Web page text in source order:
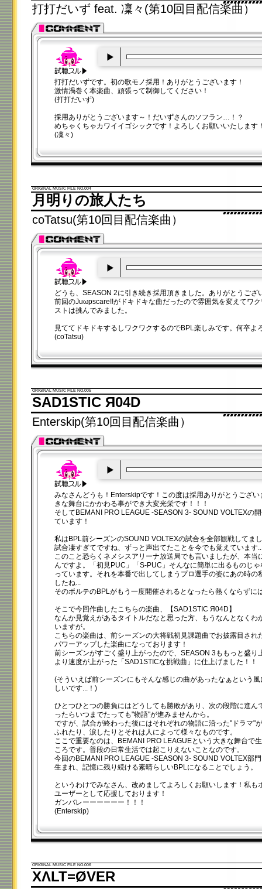
打打だいず feat. 凜々(第10回目配信楽曲）
打打だいずです。初の歌モノ採用！ありがとうございます！
激情渦巻く本楽曲、頑張って制御してください！
(打打だいず)
採用ありがとうございます～！だいずさんのソフラン…！？
めちゃくちゃカワイイゴシックです！よろしくお願いいたします
(凜々)
ORIGINAL MUSIC FILE NO.004
月明りの旅人たち
coTatsu(第10回目配信楽曲）
どうも、SEASON 2に引き続き採用頂きました。ありがとうござ
前回のJuωpscare!!がドキドキな曲だったので雰囲気を変えてワ
ストは挑んでみました。
見ててドキドキするしワクワクするのでBPL楽しみです。何卒よ
(coTatsu)
ORIGINAL MUSIC FILE NO.005
SAD1STIC Я04D
Enterskip(第10回目配信楽曲）
みなさんどうも！Enterskipです！この度は採用ありがとうござ
きな舞台にかかわる事ができ大変光栄です！！！
そしてBEMANI PRO LEAGUE -SEASON 3- SOUND VOLTEXの
ています！
私はBPL前シーズンのSOUND VOLTEXの試合を全部観戦してま
試合凄すぎてですね、ずっと声出てたことを今でも覚えています
このこと恐らくネメシスアリーナ放送局でも言いましたが、本当
んですよ。「初見PUC」「S-PUC」そんなに簡単に出るものじ
っています。それを本番で出してしまうプロ選手の姿にあの時の
したね...
そのボルテのBPLがもう一度開催されるとなったら熱くならずに
そこで今回作曲したこちらの楽曲、【SAD1STIC Я04D】
なんか見覚えがあるタイトルだなと思った方、もうなんとなくわ
いますが。
こちらの楽曲は、前シーズンの大将戦初見課題曲でお披露目され
パワーアップした楽曲になっております！
前シーズンがすごく盛り上がったので、SEASON 3ももっと盛り
より速度が上がった「SAD1STICな挑戦曲」に仕上げました！！
(そういえば前シーズンにもそんな感じの曲があったなぁという
しいです...！)
ひとつひとつの勝負にはどうしても勝敗があり、次の段階に進ん
ったらいつまでたっても"物語"が進みませんから。
ですが、試合が終わった後にはそれぞれの物語に沿った"ドラマ"
ふれたり、涙したりとそれは人によって様々なものです。
ここで重要なのは、BEMANI PRO LEAGUEという大きな舞台で
ころです。普段の日常生活では起こりえないことなのです。
今回のBEMANI PRO LEAGUE -SEASON 3- SOUND VOLTEX部
生まれ、記憶に残り続ける素晴らしいBPLになることでしょう。
というわけでみなさん、改めましてよろしくお願いします！私も
ユーザーとして応援しております！
ガンバレーーーーーー！！！
(Enterskip)
ORIGINAL MUSIC FILE NO.006
XΛLT=ØVER